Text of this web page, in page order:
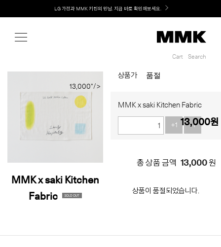
Welcome! 신규 회원가입 시 MMK Shop Coupon (총 60만원) 지급
Cart Search
MMK x saki Kitchen
Fabric
13,000"/>
상품가 품절
MMK x saki Kitchen Fabric
+1 -1
13,000원
총 상품 금액 13,000 원
상품이 품절되었습니다.